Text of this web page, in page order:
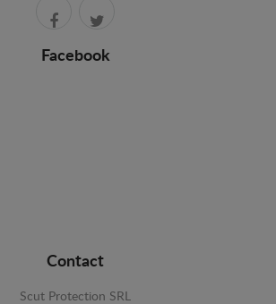
Facebook
Contact
Scut Protection SRL